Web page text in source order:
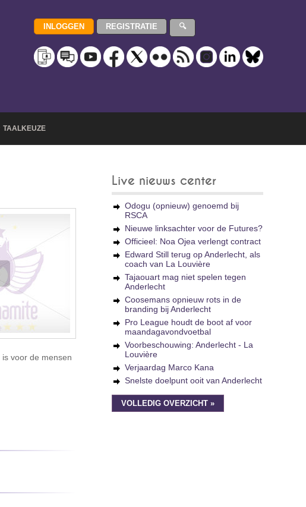
TAALKEUZE
voor de mensen
Live nieuws center
Odogu (opnieuw) genoemd bij
RSCA
Nieuwe linksachter voor de Futures?
Officieel: Noa Ojea verlengt contract
Edward Still terug op Anderlecht, als
coach van La Louvière
Tajaouart mag niet spelen tegen
Anderlecht
Coosemans opnieuw rots in de
branding bij Anderlecht
Pro League houdt de boot af voor
maandagavondvoetbal
Voorbeschouwing: Anderlecht - La
Louvière
Verjaardag Marco Kana
Snelste doelpunt ooit van Anderlecht
VOLLEDIG OVERZICHT »